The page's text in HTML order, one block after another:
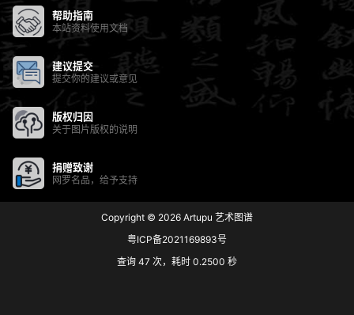
帮助指南
本站资料使用文档
建议提交
提交你的建议或意见
版权归因
关于图片版权的说明
捐赠致谢
网罗名品，给予支持
Copyright © 2026 Artupu 艺术图谱
粤ICP备2021169893号
查询 47 次，耗时 0.2500 秒